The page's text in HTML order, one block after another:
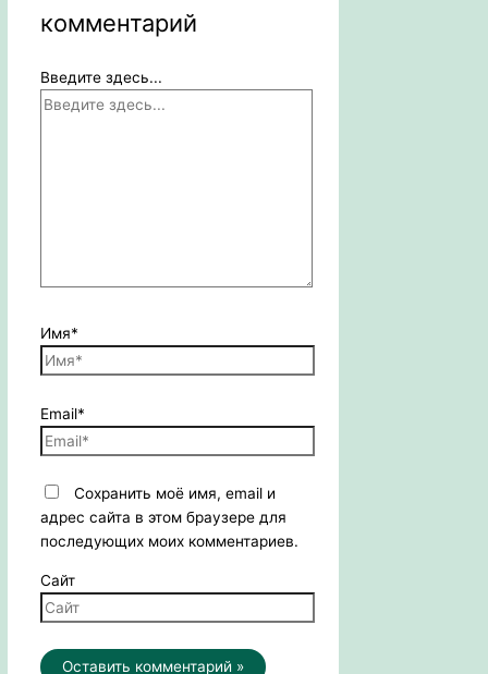
комментарий
Введите здесь...
Имя*
Email*
Сохранить моё имя, email и
адрес сайта в этом браузере для
последующих моих комментариев.
Сайт